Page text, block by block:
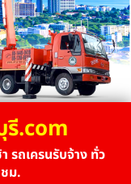
รี.com
า รถเครนรับจ้าง ทั่ว
ม.